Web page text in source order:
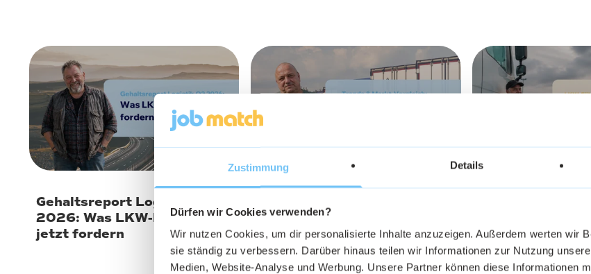
Zustimmung Details
Dürfen wir Cookies verwenden?
Wir nutzen Cookies, um dir personalisierte Inhalte anzuzeigen. Außerdem werten wir
sie ständig zu verbessern. Darüber hinaus teilen wir Informationen zur Nutzung
Medien, Website-Analyse und Werbung. Unsere Partner können diese Informationen
9. Juli 2026
Gehaltsreport Logistik Q2
2026: Was LKW-Fahrer
jetzt fordern
30. Juni 2026
2026: Trends & Markt-
Vergleich
11. Juni 2026
Kosten?